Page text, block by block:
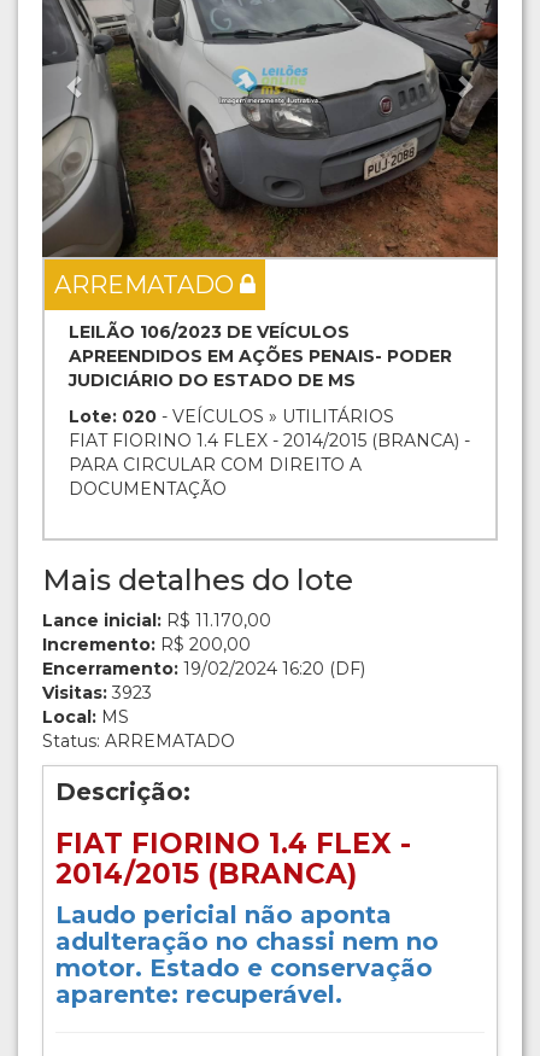
ARREMATADO
LEILÃO 106/2023 DE VEÍCULOS
APREENDIDOS EM AÇÕES PENAIS- PODER
JUDICIÁRIO DO ESTADO DE MS
Lote: 020 - VEÍCULOS » UTILITÁRIOS
FIAT FIORINO 1.4 FLEX - 2014/2015 (BRANCA) -
PARA CIRCULAR COM DIREITO A
DOCUMENTAÇÃO
Mais detalhes do lote
Lance inicial: R$ 11.170,00
Incremento: R$ 200,00
Encerramento: 19/02/2024 16:20 (DF)
Visitas: 3923
Local: MS
Status: ARREMATADO
Descrição:
FIAT FIORINO 1.4 FLEX -
2014/2015 (BRANCA)
Laudo pericial não aponta
adulteração no chassi nem no
motor. Estado e conservação
aparente: recuperável.